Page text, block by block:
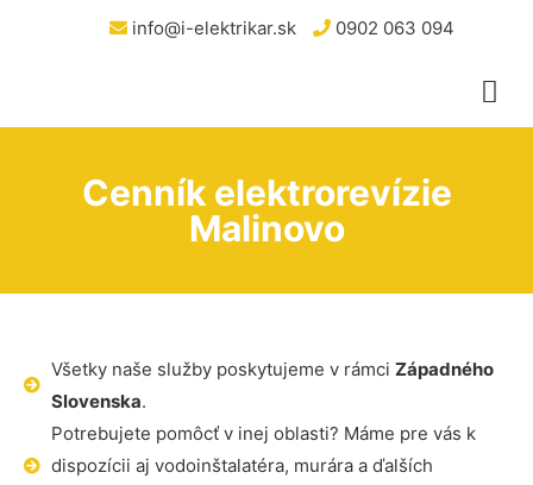
info@i-elektrikar.sk 0902 063 094
Cenník elektrorevízie
Malinovo
Všetky naše služby poskytujeme v rámci Západného
Slovenska.
Potrebujete pomôcť v inej oblasti? Máme pre vás k
dispozícii aj vodoinštalatéra, murára a ďalších